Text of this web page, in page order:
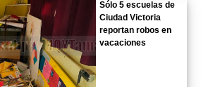
Sólo 5 escuelas de
Ciudad Victoria
reportan robos en
vacaciones